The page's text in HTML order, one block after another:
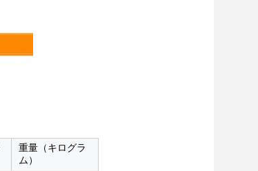
重量（キログラ
ム）